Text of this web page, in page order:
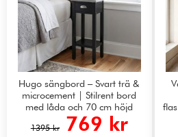
Hugo sängbord – Svart trä &
microcement | Stilrent bord
med låda och 70 cm höjd
1395 kr 769 kr